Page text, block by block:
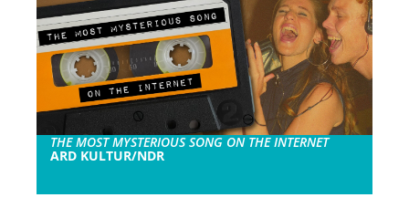
THE MOST MYSTERIOUS SONG ON THE INTERNET
ARD KULTUR/NDR